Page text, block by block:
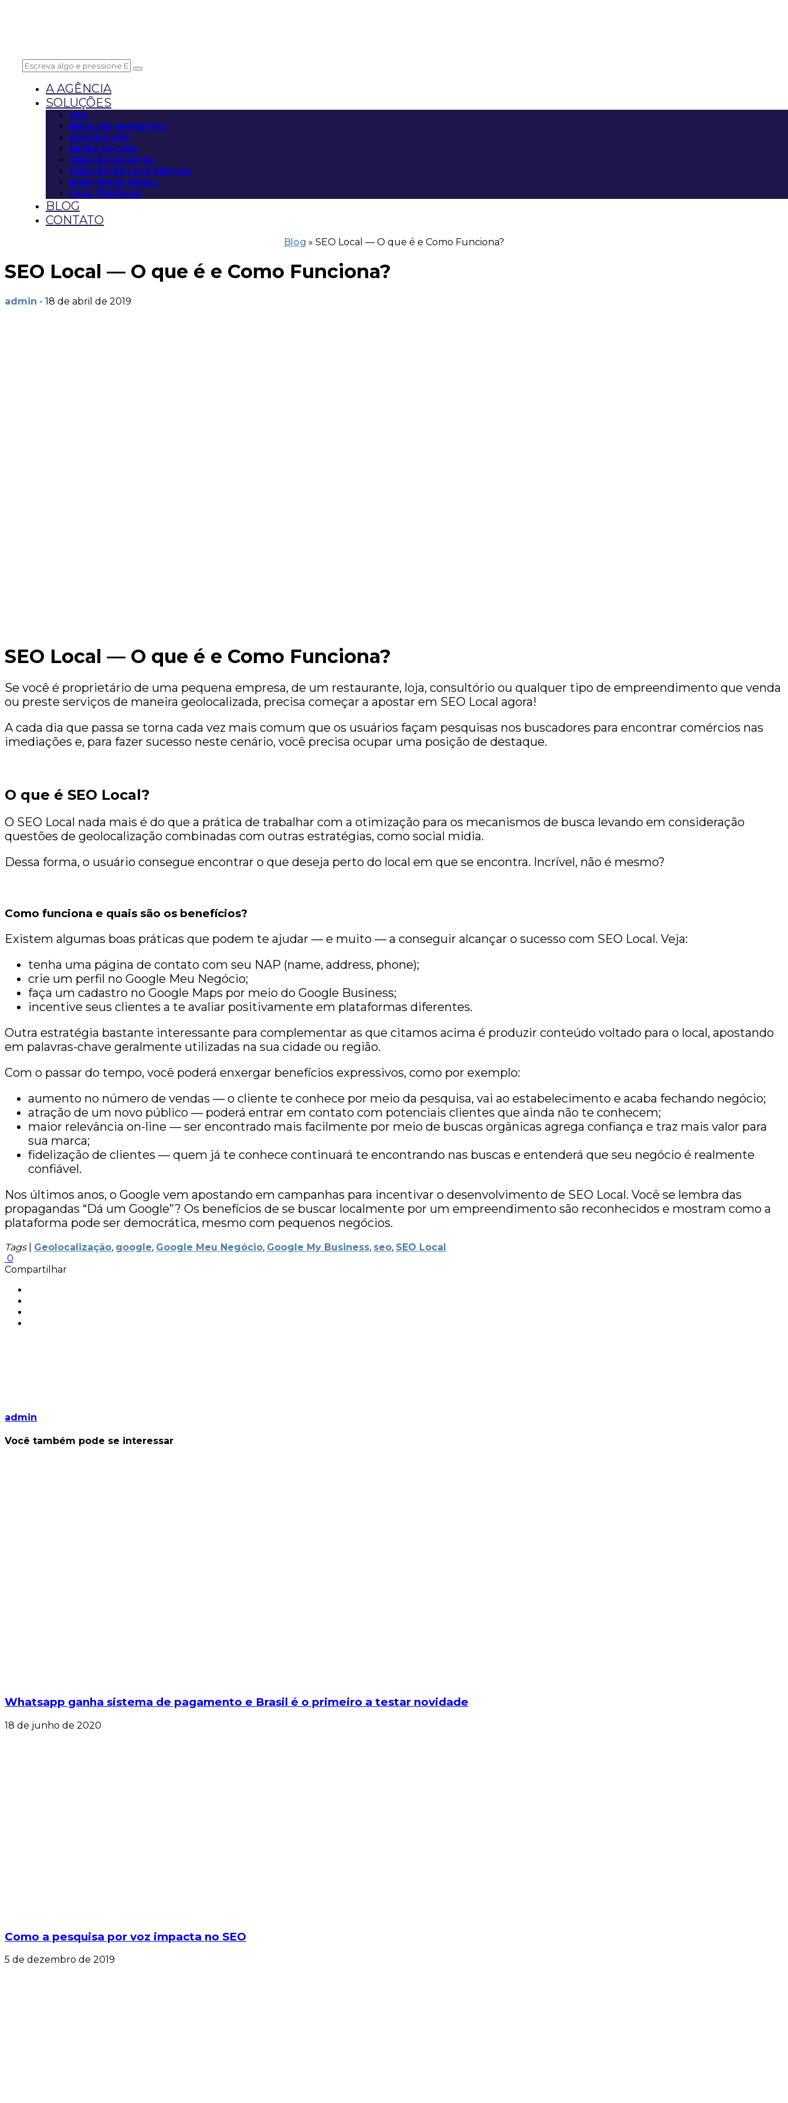
A AGÊNCIA
SOLUÇÕES
SEO
INBOUND MARKETING
GOOGLE ADS
REDES SOCIAIS
CRIAÇÃO DE SITES
CRIAÇÃO DE LOJA VIRTUAL
IDENTIDADE VISUAL
CALL TRACKING
BLOG
CONTATO
Blog » SEO Local — O que é e Como Funciona?
SEO Local — O que é e Como Funciona?
admin - 18 de abril de 2019
SEO Local — O que é e Como Funciona?
Se você é proprietário de uma pequena empresa, de um restaurante, loja, consultório ou qualquer tipo de empreendimento que venda
ou preste serviços de maneira geolocalizada, precisa começar a apostar em SEO Local agora!
A cada dia que passa se torna cada vez mais comum que os usuários façam pesquisas nos buscadores para encontrar comércios nas
imediações e, para fazer sucesso neste cenário, você precisa ocupar uma posição de destaque.
O que é SEO Local?
O SEO Local nada mais é do que a prática de trabalhar com a otimização para os mecanismos de busca levando em consideração
questões de geolocalização combinadas com outras estratégias, como social midia.
Dessa forma, o usuário consegue encontrar o que deseja perto do local em que se encontra. Incrível, não é mesmo?
Como funciona e quais são os benefícios?
Existem algumas boas práticas que podem te ajudar — e muito — a conseguir alcançar o sucesso com SEO Local. Veja:
tenha uma página de contato com seu NAP (name, address, phone);
crie um perfil no Google Meu Negócio;
faça um cadastro no Google Maps por meio do Google Business;
incentive seus clientes a te avaliar positivamente em plataformas diferentes.
Outra estratégia bastante interessante para complementar as que citamos acima é produzir conteúdo voltado para o local, apostando
em palavras-chave geralmente utilizadas na sua cidade ou região.
Com o passar do tempo, você poderá enxergar benefícios expressivos, como por exemplo:
aumento no número de vendas — o cliente te conhece por meio da pesquisa, vai ao estabelecimento e acaba fechando negócio;
atração de um novo público — poderá entrar em contato com potenciais clientes que ainda não te conhecem;
maior relevância on-line — ser encontrado mais facilmente por meio de buscas orgânicas agrega confiança e traz mais valor para
sua marca;
fidelização de clientes — quem já te conhece continuará te encontrando nas buscas e entenderá que seu negócio é realmente
confiável.
Nos últimos anos, o Google vem apostando em campanhas para incentivar o desenvolvimento de SEO Local. Você se lembra das
propagandas “Dá um Google”? Os benefícios de se buscar localmente por um empreendimento são reconhecidos e mostram como a
plataforma pode ser democrática, mesmo com pequenos negócios.
Tags| Geolocalização, google, Google Meu Negócio, Google My Business, seo, SEO Local
0
Compartilhar
admin
Você também pode se interessar
Whatsapp ganha sistema de pagamento e Brasil é o primeiro a testar novidade
18 de junho de 2020
Como a pesquisa por voz impacta no SEO
5 de dezembro de 2019